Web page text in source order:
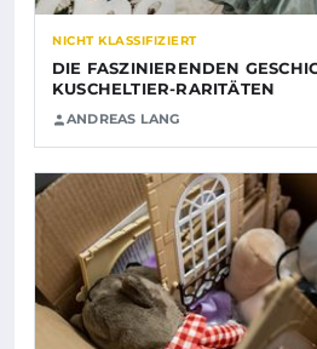
NICHT KLASSIFIZIERT
DIE FASZINIERENDEN
KUSCHELTIER-RARITÄTEN
ANDREAS LANG